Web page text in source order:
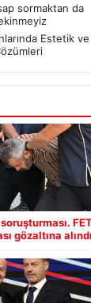
sormaktan da
Estetik ve
gözaltına alındı